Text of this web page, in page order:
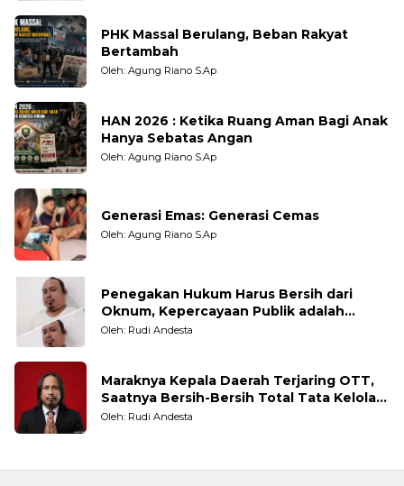
PHK Massal Berulang, Beban Rakyat
Bertambah
Oleh: Agung Riano S.Ap
HAN 2026 : Ketika Ruang Aman Bagi Anak
Hanya Sebatas Angan
Oleh: Agung Riano S.Ap
Generasi Emas: Generasi Cemas
Oleh: Agung Riano S.Ap
Penegakan Hukum Harus Bersih dari
Oknum, Kepercayaan Publik adalah
Taruhannya
Oleh: Rudi Andesta
Maraknya Kepala Daerah Terjaring OTT,
Saatnya Bersih-Bersih Total Tata Kelola
Pemerintahan
Oleh: Rudi Andesta